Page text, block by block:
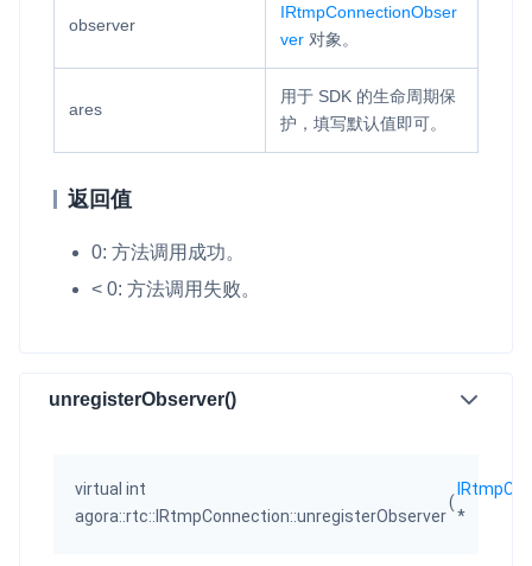
observer
IRtmpConnectionObser
ver 对象。
ares
用于 SDK 的生命周期保
护，填写默认值即可。
返回值
0: 方法调用成功。
< 0: 方法调用失败。
unregisterObserver()
virtual int
agora::rtc::IRtmpConnection::unregisterObserver
(
*